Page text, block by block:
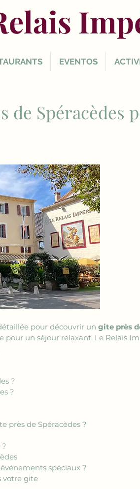
EVENTOS
de Spéracèdes
pour découvrir un gite près
un séjour relaxant. Le Relais
?
?
près de Spéracèdes ?
spéciaux ?
votre gite